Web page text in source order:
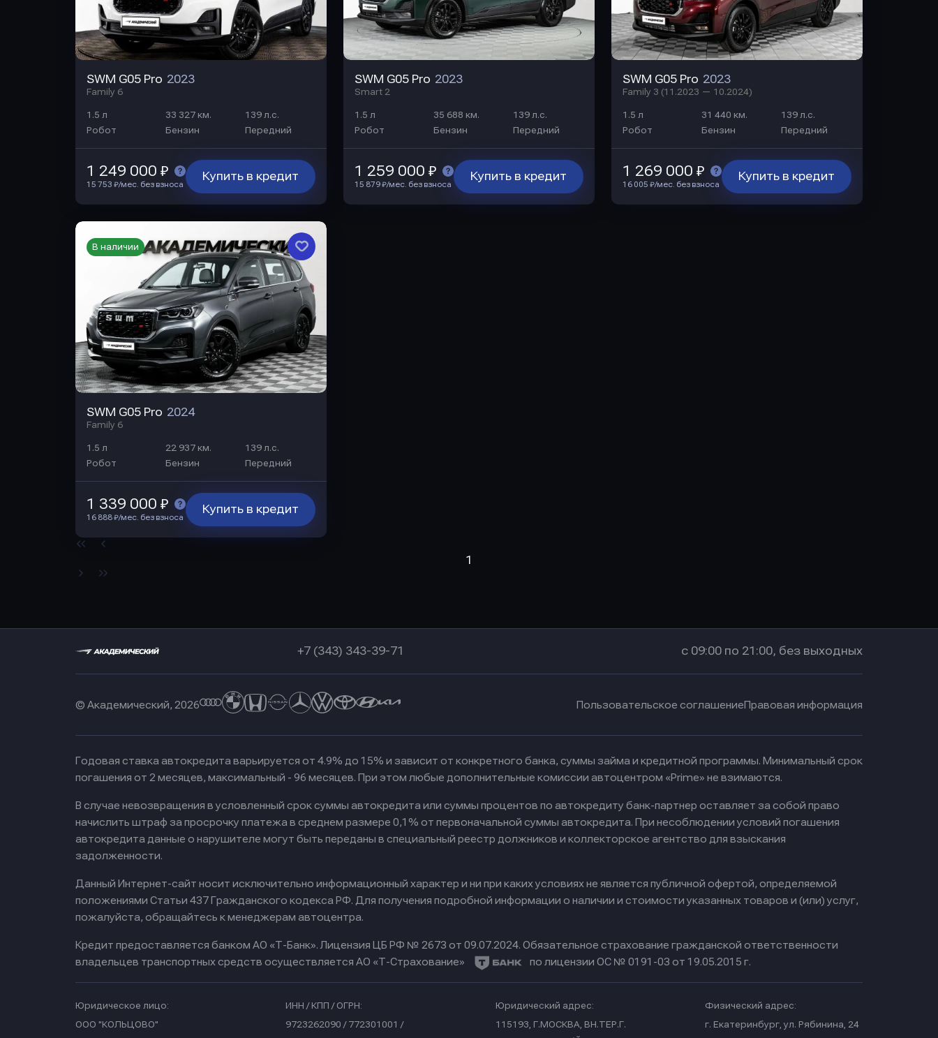
SWM G05 Pro 2023
Family 6
1.5 л 33 327 км.
139 л.с.
Робот
Бензин Передний
Купить в кредит
1 249 000 ₽
15 753 ₽/мес. без взноса
SWM G05 Pro 2023
Smart 2
1.5 л 35 688 км.
139 л.с.
Робот
Бензин Передний
Купить в кредит
1 259 000 ₽
15 879 ₽/мес. без взноса
SWM G05 Pro 2023
Family 3 (11.2023 — 10.2024)
1.5 л 31 440 км.
139 л.с.
Робот
Бензин Передний
Купить в кредит
1 269 000 ₽
16 005 ₽/мес. без взноса
SWM G05 Pro 2024
Family 6
1.5 л 22 937 км.
139 л.с.
Робот
Бензин Передний
В наличии
Купить в кредит
1 339 000 ₽
16 888 ₽/мес. без взноса
1
+7 (343) 343-39-71 с 09:00 по 21:00, без выходных
© Академический, 2026 Пользовательское соглашениеПравовая информация
Годовая ставка автокредита варьируется от 4.9% до 15% и зависит от конкретного банка, суммы займа и кредитной программы. Минимальный срок
погашения от 2 месяцев, максимальный - 96 месяцев. При этом любые дополнительные комиссии автоцентром «Prime» не взимаются.
В случае невозвращения в условленный срок суммы автокредита или суммы процентов по автокредиту банк-партнер оставляет за собой право
начислить штраф за просрочку платежа в среднем размере 0,1% от первоначальной суммы автокредита. При несоблюдении условий погашения
автокредита данные о нарушителе могут быть переданы в специальный реестр должников и коллекторское агентство для взыскания
задолженности.
Данный Интернет-сайт носит исключительно информационный характер и ни при каких условиях не является публичной офертой, определяемой
положениями Статьи 437 Гражданского кодекса РФ. Для получения подробной информации о наличии и стоимости указанных товаров и (или) услуг,
пожалуйста, обращайтесь к менеджерам автоцентра.
Кредит предоставляется банком АО «Т-Банк». Лицензия ЦБ РФ № 2673 от 09.07.2024. Обязательное страхование гражданской ответственности
владельцев транспортных средств осуществляется АО «Т-Страхование»
по лицензии ОС № 0191-03 от 19.05.2015 г.
Юридическое лицо:
ООО "КОЛЬЦОВО"
ИНН / КПП / ОГРН:
9723262090 / 772301001 /
Юридический адрес:
115193, Г.МОСКВА, ВН.ТЕР.Г.
Физический адрес:
г. Екатеринбург, ул. Рябинина, 24